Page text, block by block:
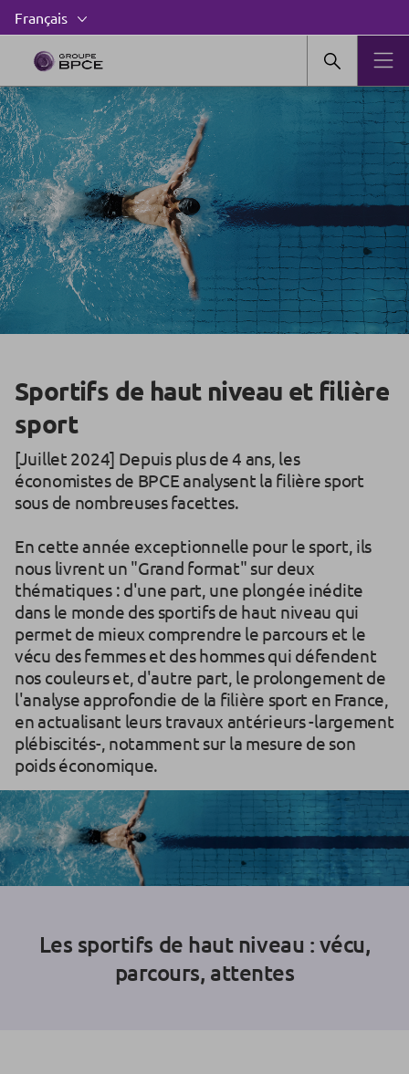
Sportifs de haut niveau et filière
sport
[Juillet 2024] Depuis plus de 4 ans, les
économistes de BPCE analysent la filière sport
sous de nombreuses facettes.
En cette année exceptionnelle pour le sport, ils
nous livrent un "Grand format" sur deux
thématiques : d'une part, une plongée inédite
dans le monde des sportifs de haut niveau qui
permet de mieux comprendre le parcours et le
vécu des femmes et des hommes qui défendent
nos couleurs et, d'autre part, le prolongement de
l'analyse approfondie de la filière sport en France,
en actualisant leurs travaux antérieurs -largement
plébiscités-, notamment sur la mesure de son
poids économique.
Les sportifs de haut niveau : vécu,
parcours, attentes